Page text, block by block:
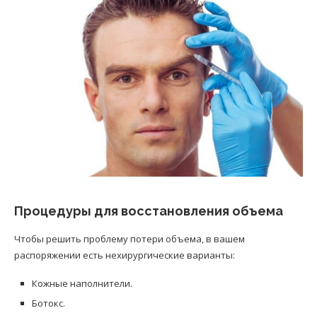
Процедуры для восстановления объема
Чтобы решить проблему потери объема, в вашем
распоряжении есть нехирургические варианты:
Кожные наполнители.
Ботокс.